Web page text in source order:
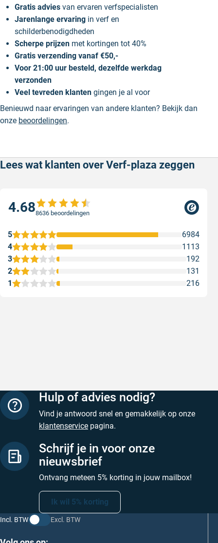
Gratis advies van ervaren verfspecialisten
Jarenlange ervaring in verf en
schilderbenodigdheden
Scherpe prijzen met kortingen tot 40%
Gratis verzending vanaf €50,-
Voor 21:00 uur besteld, dezelfde werkdag
verzonden
Veel tevreden klanten gingen je al voor
Benieuwd naar ervaringen van andere klanten? Bekijk dan
onze beoordelingen.
Lees wat klanten over Verf-plaza zeggen
4.688636 beoordelingen
1 216
2 131
3 192
4 1113
5 6984
Hulp of advies nodig?
Vind je antwoord snel en gemakkelijk op onze
klantenservice pagina.
Schrijf je in voor onze
nieuwsbrief
Ontvang meteen 5% korting in jouw mailbox!
Ik wil 5% korting
Incl. BTW Excl. BTW